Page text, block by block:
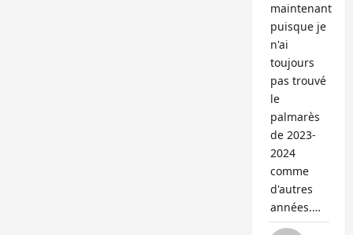
maintenant
puisque je
n'ai
toujours
pas trouvé
le
palmarès
de 2023-
2024
comme
d'autres
années.…